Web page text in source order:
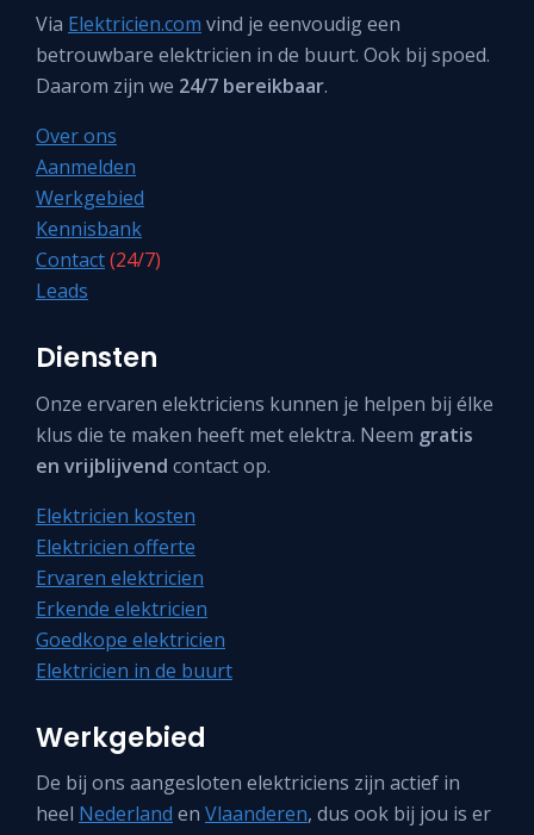
Via Elektricien.com vind je eenvoudig een
betrouwbare elektricien in de buurt. Ook bij spoed.
Daarom zijn we 24/7 bereikbaar.
Over ons
Aanmelden
Werkgebied
Kennisbank
Contact(24/7)
Leads
Diensten
Onze ervaren elektriciens kunnen je helpen bij élke
klus die te maken heeft met elektra. Neem gratis
en vrijblijvend contact op.
Elektricien kosten
Elektricien offerte
Ervaren elektricien
Erkende elektricien
Goedkope elektricien
Elektricien in de buurt
Werkgebied
De bij ons aangesloten elektriciens zijn actief in
heel Nederland en Vlaanderen, dus ook bij jou is er